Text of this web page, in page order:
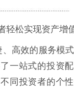
轻松实现资产增
高效的服务模
一站式的投资
同投资者的个